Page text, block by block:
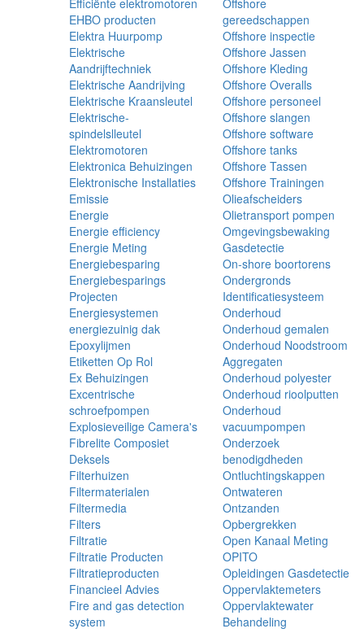
Efficiënte elektromotoren
EHBO producten
Elektra Huurpomp
Elektrische
Aandrijftechniek
Elektrische Aandrijving
Elektrische Kraansleutel
Elektrische-
spindelslleutel
Elektromotoren
Elektronica Behuizingen
Elektronische Installaties
Emissie
Energie
Energie efficiency
Energie Meting
Energiebesparing
Energiebesparings
Projecten
Energiesystemen
energiezuinig dak
Epoxylijmen
Etiketten Op Rol
Ex Behuizingen
Excentrische
schroefpompen
Explosieveilige Camera's
Fibrelite Composiet
Deksels
Filterhuizen
Filtermaterialen
Filtermedia
Filters
Filtratie
Filtratie Producten
Filtratieproducten
Financieel Advies
Fire and gas detection
system
Offshore
gereedschappen
Offshore inspectie
Offshore Jassen
Offshore Kleding
Offshore Overalls
Offshore personeel
Offshore slangen
Offshore software
Offshore tanks
Offshore Tassen
Offshore Trainingen
Olieafscheiders
Olietransport pompen
Omgevingsbewaking
Gasdetectie
On-shore boortorens
Ondergronds
Identificatiesysteem
Onderhoud
Onderhoud gemalen
Onderhoud Noodstroom
Aggregaten
Onderhoud polyester
Onderhoud rioolputten
Onderhoud
vacuumpompen
Onderzoek
benodigdheden
Ontluchtingskappen
Ontwateren
Ontzanden
Opbergrekken
Open Kanaal Meting
OPITO
Opleidingen Gasdetectie
Oppervlaktemeters
Oppervlaktewater
Behandeling